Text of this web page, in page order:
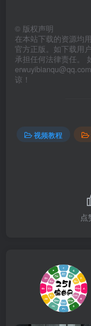
© 版权声明
在本站下载的资源均
官方正版。如下载用
承担任何法律责任。
谅！
视频教程
点